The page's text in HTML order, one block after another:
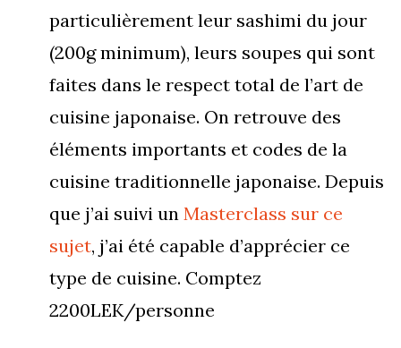
particulièrement leur sashimi du jour
(200g minimum), leurs soupes qui sont
faites dans le respect total de l’art de
cuisine japonaise. On retrouve des
éléments importants et codes de la
cuisine traditionnelle japonaise. Depuis
que j’ai suivi un Masterclass sur ce
sujet, j’ai été capable d’apprécier ce
type de cuisine. Comptez
2200LEK/personne